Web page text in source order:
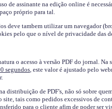
de assinante na edição online é
próprio para tal.
deve tambem utilizar um navegador
pelo que o nível de privacidade das
o acesso à versão PDF do jornal. Na
segundos, este valor é ajustado pelo
distribuição de PDF's, não só sobre
site, tais como pedidos excessivos de
para o cliente afim de poder ser